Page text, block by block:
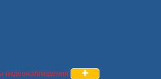
видеонаблюдения